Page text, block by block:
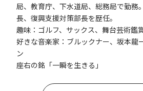
局、教育庁、下水道局、総務局で勤務
長、復興支援対策部長を歴任。
趣味：ゴルフ、サックス、舞台芸術鑑
好きな音楽家：ブルックナー、坂本龍
ン
座右の銘「一瞬を生きる」